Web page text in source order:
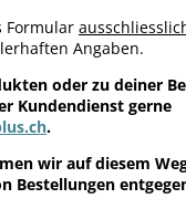
Formular
Angaben.
oder zu deiner
Kundendienst gerne
.
wir auf diesem
Bestellungen